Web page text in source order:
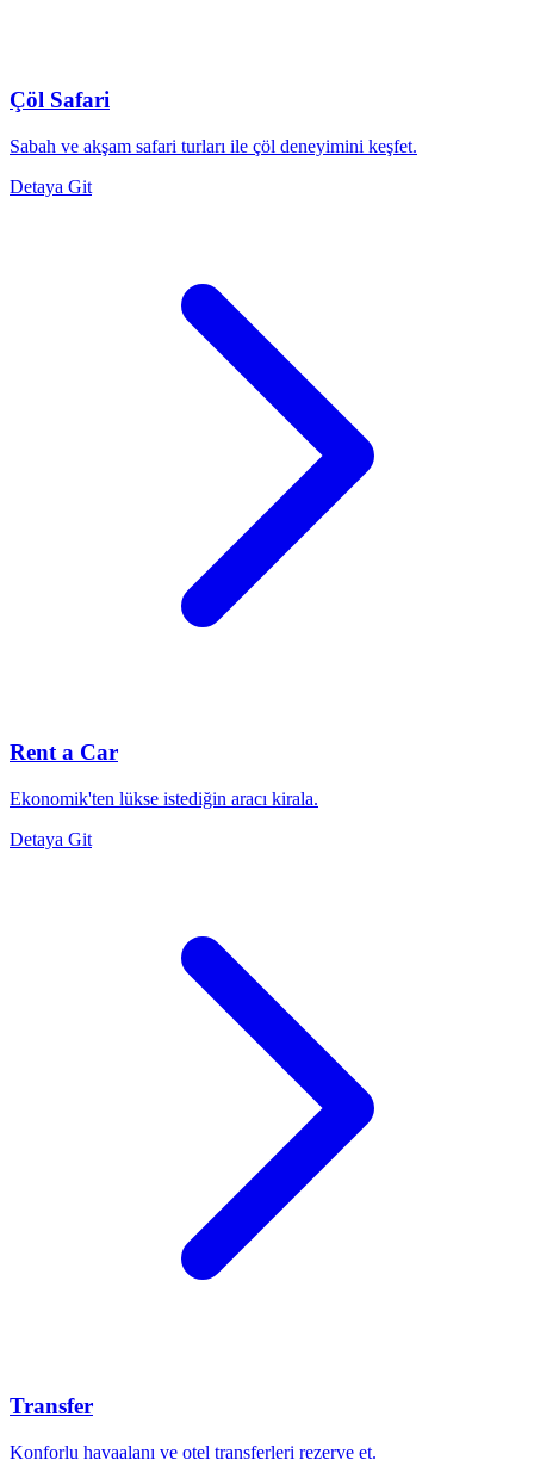
Çöl Safari
Sabah ve akşam safari turları ile çöl deneyimini keşfet.
Detaya Git
Rent a Car
Ekonomik'ten lükse istediğin aracı kirala.
Detaya Git
Transfer
Konforlu havaalanı ve otel transferleri rezerve et.